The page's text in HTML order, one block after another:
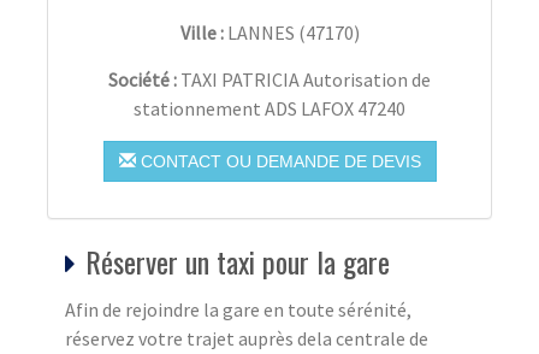
Ville : LANNES (47170)
Société : TAXI PATRICIA Autorisation de
stationnement ADS LAFOX 47240
CONTACT OU DEMANDE DE DEVIS
Réserver un taxi pour la gare
Afin de rejoindre la gare en toute sérénité,
réservez votre trajet auprès dela centrale de